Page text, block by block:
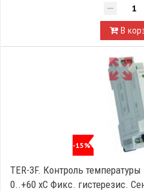
В
-15%
TER-3F. Контроль
0..+60 xC Фикс. гистерезис.